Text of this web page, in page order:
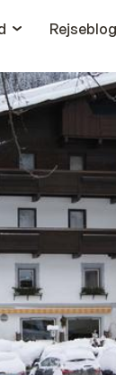
Rejseblog